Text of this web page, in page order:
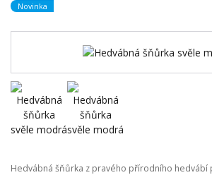
Novinka
Hedvábná šňůrka z pravého přírodního hedvábí